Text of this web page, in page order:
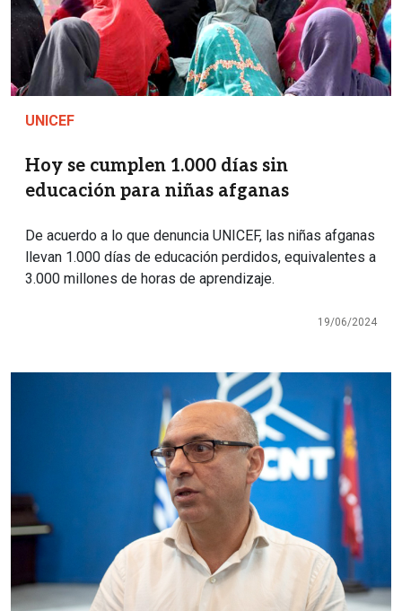
UNICEF
Hoy se cumplen 1.000 días sin
educación para niñas afganas
De acuerdo a lo que denuncia UNICEF, las niñas afganas
llevan 1.000 días de educación perdidos, equivalentes a
3.000 millones de horas de aprendizaje.
19/06/2024